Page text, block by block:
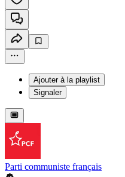
Ajouter à la playlist
Signaler
Parti communiste français